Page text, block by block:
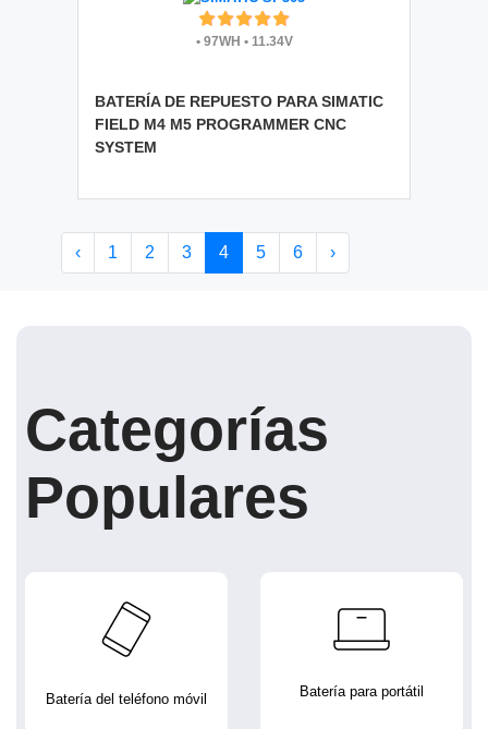
•97WH •11.34V
BATERÍA DE REPUESTO PARA SIMATIC
FIELD M4 M5 PROGRAMMER CNC
SYSTEM
‹ 1 2 3 4 5 6 ›
Categorías
Populares
Batería del teléfono móvil Batería para portátil